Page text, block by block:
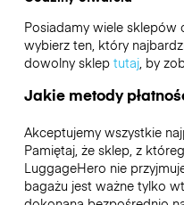
Posiadamy wiele sklepów
wybierz ten, który
dowolny sklep tutaj, by
Jakie metody
Akceptujemy wszystkie
Pamiętaj, że sklep, z
LuggageHero nie
bagażu jest ważne tylko